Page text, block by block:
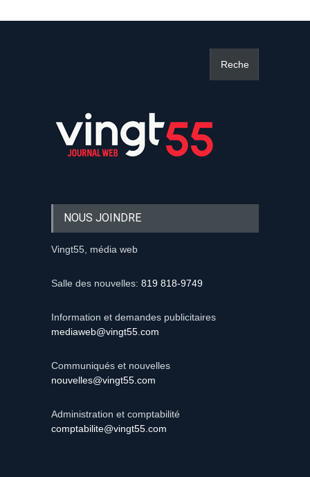
NOUS JOINDRE
Vingt55, média web
Salle des nouvelles: 819 818-9749
Information et demandes publicitaires
mediaweb@vingt55.com
Communiqués et nouvelles
nouvelles@vingt55.com
Administration et comptabilité
comptabilite@vingt55.com